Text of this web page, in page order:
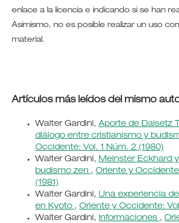
enlace a la licencia e indicando si se han
Asimismo, no es posible realizar un uso
material.
Artículos más leídos del mismo
Walter Gardini, Aporte de Daisetz
diálogo entre cristianismo y
Occidente: Vol. 1 Núm. 2 (1980)
Walter Gardini, Meinster Eckhard
budismo zen , Oriente y
(1981)
Walter Gardini, Una experiencia
en Kyoto , Oriente y Occidente:
Walter Gardini, Informaciones ,